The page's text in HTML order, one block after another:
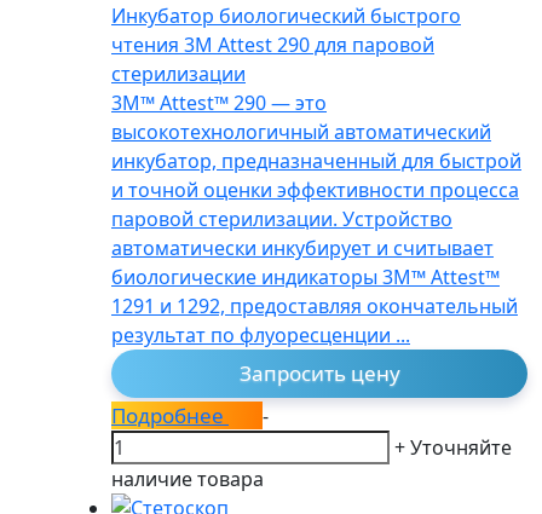
Инкубатор биологический быстрого
чтения 3М Attest 290 для паровой
стерилизации
3M™ Attest™ 290 — это
высокотехнологичный автоматический
инкубатор, предназначенный для быстрой
и точной оценки эффективности процесса
паровой стерилизации. Устройство
автоматически инкубирует и считывает
биологические индикаторы 3M™ Attest™
1291 и 1292, предоставляя окончательный
результат по флуоресценции ...
Запросить цену
Подробнее
-
+Уточняйте
наличие товара